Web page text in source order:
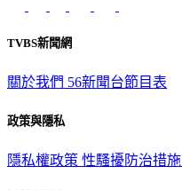
TVBS新聞網
關於我們 56新聞台節目表
政策與隱私
隱私權政策 性騷擾防治措施